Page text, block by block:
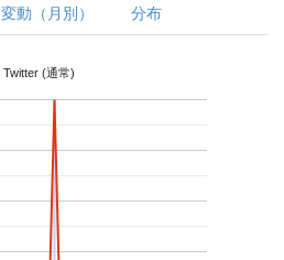
変動（月別） 分布
Twitter (通常)